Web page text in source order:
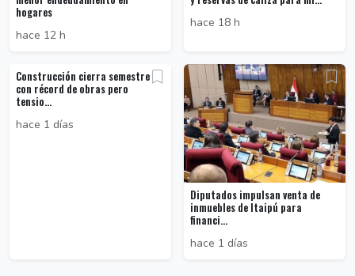
hogares
hace 12 h
hace 18 h
Construcción cierra semestre
con récord de obras pero
tensio...
hace 1 días
Diputados impulsan venta de
inmuebles de Itaipú para
financi...
hace 1 días